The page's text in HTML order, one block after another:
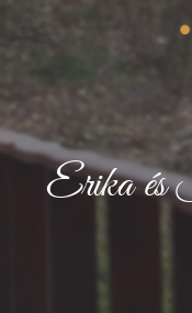
Erika és